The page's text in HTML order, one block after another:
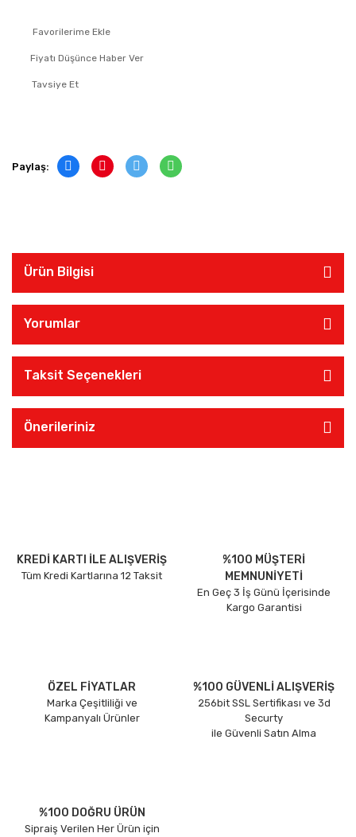
Fiyatı Düşünce Haber Ver
Tavsiye Et
Paylaş:
Ürün Bilgisi
Yorumlar
Taksit Seçenekleri
Önerileriniz
KREDİ KARTI İLE ALIŞVERİŞ
Tüm Kredi Kartlarına 12 Taksit
%100 MÜŞTERİ
MEMNUNİYETİ
En Geç 3 İş Günü İçerisinde
Kargo Garantisi
ÖZEL FİYATLAR
Marka Çeşitliliği ve
Kampanyalı Ürünler
%100 GÜVENLİ ALIŞVERİŞ
256bit SSL Sertifikası ve 3d
Securty
ile Güvenli Satın Alma
%100 DOĞRU ÜRÜN
Sipraiş Verilen Her Ürün için